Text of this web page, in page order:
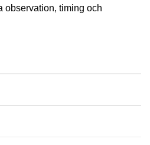
observation, timing och